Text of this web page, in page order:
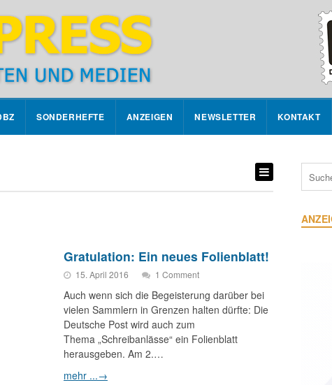
SONDERHEFTE ANZEIGEN NEWSLETTER KONTAKT
Gratulation: Ein neues Folienblatt!
15. April 2016 1 Comment
Auch wenn sich die Begeisterung darüber bei
vielen Sammlern in Grenzen halten dürfte: Die
Deutsche Post wird auch zum
Thema „Schreibanlässe“ ein Folienblatt
herausgeben. Am 2.…
mehr ...→